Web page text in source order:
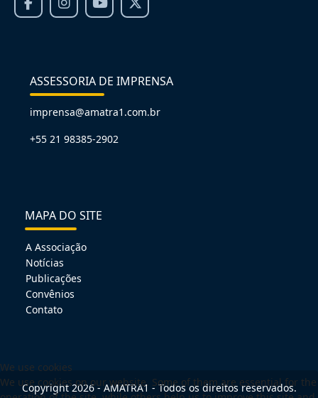
ASSESSORIA DE IMPRENSA
imprensa@amatra1.com.br
+55 21 98385-2902
MAPA DO SITE
A Associação
Notícias
Publicações
Convênios
Contato
Copyright 2026 - AMATRA1 - Todos os direitos reservados.
We use cookies
We use cookies on our website. Some of them are essential for the